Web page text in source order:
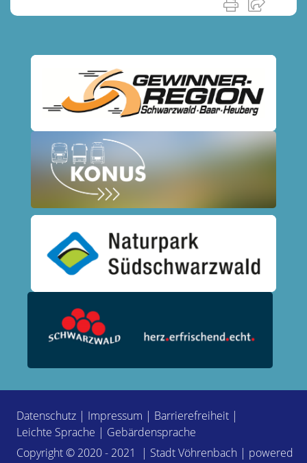
Datenschutz | Impressum | Barrierefreiheit |
Leichte Sprache | Gebärdensprache
Copyright © 2020 - 2021 | Stadt Vöhrenbach | powered